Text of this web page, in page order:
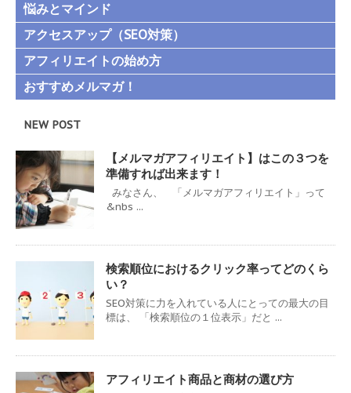
悩みとマインド
アクセスアップ（SEO対策）
アフィリエイトの始め方
おすすめメルマガ！
NEW POST
【メルマガアフィリエイト】はこの３つを
準備すれば出来ます！
みなさん、 「メルマガアフィリエイト」って
&nbs ...
検索順位におけるクリック率ってどのくら
い？
SEO対策に力を入れている人にとっての最大の目
標は、 「検索順位の１位表示」だと ...
アフィリエイト商品と商材の選び方